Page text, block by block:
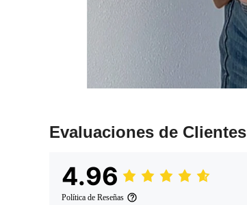
Evaluaciones de Clientes
4.96
Política de Reseñas